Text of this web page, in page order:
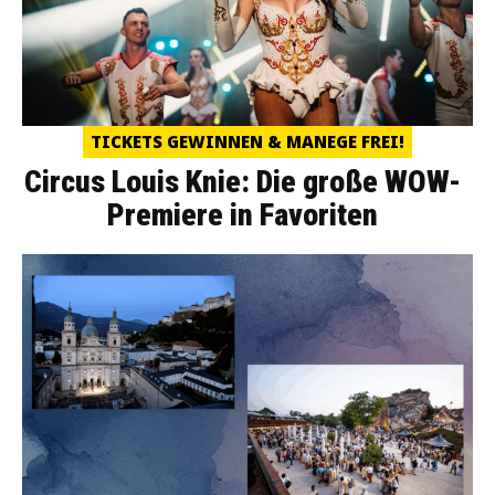
TICKETS GEWINNEN & MANEGE FREI!
Circus Louis Knie: Die große WOW-
Premiere in Favoriten